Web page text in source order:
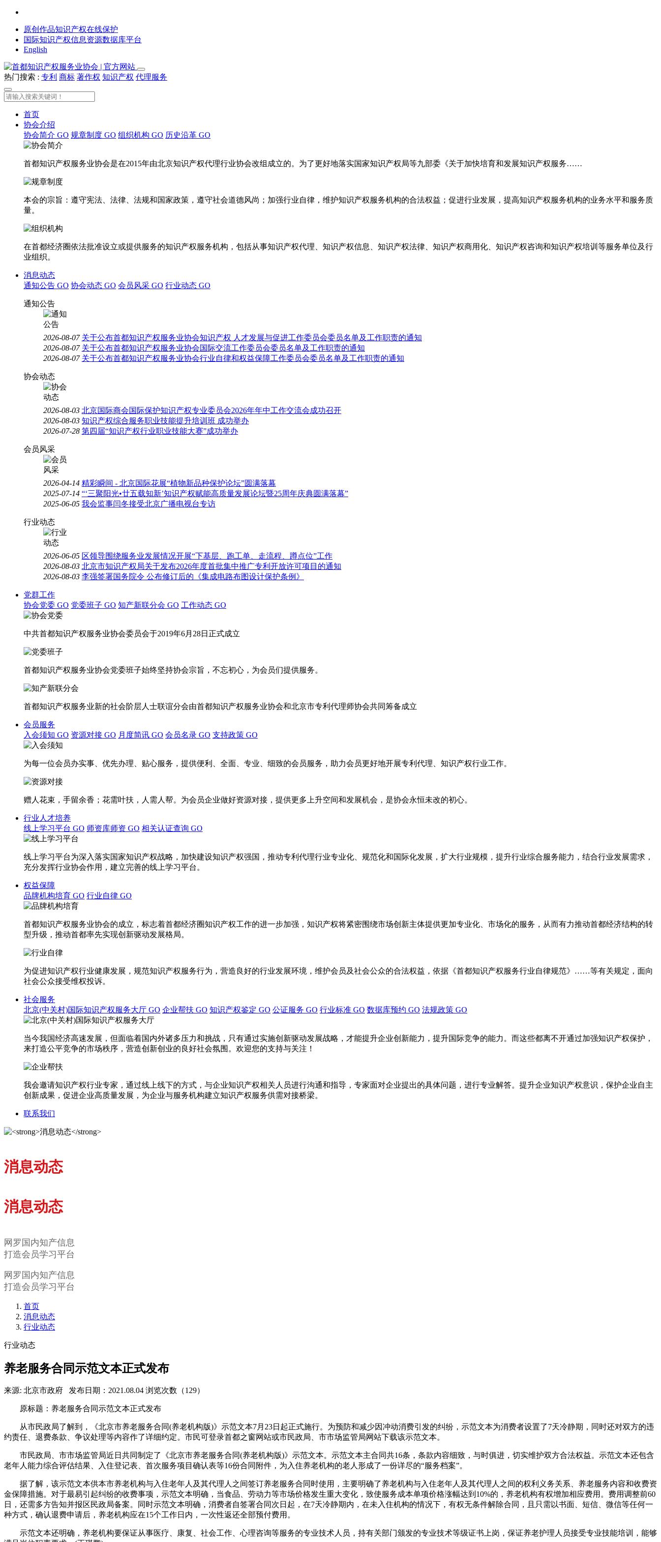
原创作品知识产权在线保护
国际知识产权信息资源数据库平台
English
热门搜索 : 专利 商标 著作权 知识产权 代理服务
首页
协会介绍
协会简介 GO 规章制度 GO 组织机构 GO 历史沿革 GO
首都知识产权服务业协会是在2015年由北京知识产权代理行业协会改组成立的。为了更好地落实国家知识产权局等九部委《关于加快培育和发展知识产权服务……
本会的宗旨：遵守宪法、法律、法规和国家政策，遵守社会道德风尚；加强行业自律，维护知识产权服务机构的合法权益；促进行业发展，提高知识产权服务机构的业务水平和服务质
量。
在首都经济圈依法批准设立或提供服务的知识产权服务机构，包括从事知识产权代理、知识产权信息、知识产权法律、知识产权商用化、知识产权咨询和知识产权培训等服务单位及行
业组织。
消息动态
通知公告 GO 协会动态 GO 会员风采 GO 行业动态 GO
通知公告
2026-08-07 关于公布首都知识产权服务业协会知识产权 人才发展与促进工作委员会委员名单及工作职责的通知
2026-08-07 关于公布首都知识产权服务业协会国际交流工作委员会委员名单及工作职责的通知
2026-08-07 关于公布首都知识产权服务业协会行业自律和权益保障工作委员会委员名单及工作职责的通知
协会动态
2026-08-03 北京国际商会国际保护知识产权专业委员会2026年年中工作交流会成功召开
2026-08-03 知识产权综合服务职业技能提升培训班 成功举办
2026-07-28 第四届“知识产权行业职业技能大赛”成功举办
会员风采
2026-04-14 精彩瞬间 - 北京国际花展“植物新品种保护论坛”圆满落幕
2025-07-14 “‘三聚阳光•廿五载知新’知识产权赋能高质量发展论坛暨25周年庆典圆满落幕”
2025-06-05 我会监事闫冬接受北京广播电视台专访
行业动态
2026-06-05 区领导围绕服务业发展情况开展“下基层、跑工单、走流程、蹲点位”工作
2026-08-03 北京市知识产权局关于发布2026年度首批集中推广专利开放许可项目的通知
2026-08-03 李强签署国务院令 公布修订后的《集成电路布图设计保护条例》
党群工作
协会党委 GO 党委班子 GO 知产新联分会 GO 工作动态 GO
中共首都知识产权服务业协会委员会于2019年6月28日正式成立
首都知识产权服务业协会党委班子始终坚持协会宗旨，不忘初心，为会员们提供服务。
首都知识产权服务业新的社会阶层人士联谊分会由首都知识产权服务业协会和北京市专利代理师协会共同筹备成立
会员服务
入会须知 GO 资源对接 GO 月度简讯 GO 会员名录 GO 支持政策 GO
为每一位会员办实事、优先办理、贴心服务，提供便利、全面、专业、细致的会员服务，助力会员更好地开展专利代理、知识产权行业工作。
赠人花束，手留余香；花需叶扶，人需人帮。为会员企业做好资源对接，提供更多上升空间和发展机会，是协会永恒未改的初心。
行业人才培养
线上学习平台 GO 师资库师资 GO 相关认证查询 GO
线上学习平台为深入落实国家知识产权战略，加快建设知识产权强国，推动专利代理行业专业化、规范化和国际化发展，扩大行业规模，提升行业综合服务能力，结合行业发展需求，
充分发挥行业协会作用，建立完善的线上学习平台。
权益保障
品牌机构培育 GO 行业自律 GO
首都知识产权服务业协会的成立，标志着首都经济圈知识产权工作的进一步加强，知识产权将紧密围绕市场创新主体提供更加专业化、市场化的服务，从而有力推动首都经济结构的转
型升级，推动首都率先实现创新驱动发展格局。
为促进知识产权行业健康发展，规范知识产权服务行为，营造良好的行业发展环境，维护会员及社会公众的合法权益，依据《首都知识产权服务行业自律规范》……等有关规定，面向
社会公众接受维权投诉。
社会服务
北京(中关村)国际知识产权服务大厅 GO 企业帮扶 GO 知识产权鉴定 GO 公证服务 GO 行业标准 GO 数据库预约 GO 法规政策 GO
当今我国经济高速发展，但面临着国内外诸多压力和挑战，只有通过实施创新驱动发展战略，才能提升企业创新能力，提升国际竞争的能力。而这些都离不开通过加强知识产权保护，
来打造公平竞争的市场秩序，营造创新创业的良好社会氛围。欢迎您的支持与关注！
我会邀请知识产权行业专家，通过线上线下的方式，与企业知识产权相关人员进行沟通和指导，专家面对企业提出的具体问题，进行专业解答。提升企业知识产权意识，保护企业自主
创新成果，促进企业高质量发展，为企业与服务机构建立知识产权服务供需对接桥梁。
联系我们
消息动态
消息动态
网罗国内知产信息
打造会员学习平台
网罗国内知产信息
打造会员学习平台
首页
消息动态
行业动态
行业动态
养老服务合同示范文本正式发布
来源: 北京市政府 发布日期：2021.08.04 浏览次数（129）
原标题：养老服务合同示范文本正式发布
从市民政局了解到，《北京市养老服务合同(养老机构版)》示范文本7月23日起正式施行。为预防和减少因冲动消费引发的纠纷，示范文本为消费者设置了7天冷静期，同时还对双方的违
约责任、退费条款、争议处理等内容作了详细约定。市民可登录首都之窗网站或市民政局、市市场监管局网站下载该示范文本。
市民政局、市市场监管局近日共同制定了《北京市养老服务合同(养老机构版)》示范文本。示范文本主合同共16条，条款内容细致，与时俱进，切实维护双方合法权益。示范文本还包含
老年人能力综合评估结果、入住登记表、首次服务项目确认表等16份合同附件，为入住养老机构的老人形成了一份详尽的“服务档案”。
据了解，该示范文本供本市养老机构与入住老年人及其代理人之间签订养老服务合同时使用，主要明确了养老机构与入住老年人及其代理人之间的权利义务关系、养老服务内容和收费资
金保障措施。对于最易引起纠纷的收费事项，示范文本明确，当食品、劳动力等市场价格发生重大变化，致使服务成本单项价格涨幅达到10%的，养老机构有权增加相应费用。费用调整前60
日，还需多方告知并报区民政局备案。同时示范文本明确，消费者自签署合同次日起，在7天冷静期内，在未入住机构的情况下，有权无条件解除合同，且只需以书面、短信、微信等任何一
种方式，确认退费申请后，养老机构应在15个工作日内，一次性返还全部预付费用。
示范文本还明确，养老机构要保证从事医疗、康复、社会工作、心理咨询等服务的专业技术人员，持有关部门颁发的专业技术等级证书上岗，保证养老护理人员接受专业技能培训，能够